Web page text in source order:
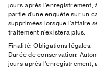
jours après l'enregistrement,
partie d'une enquête sur un
supprimées lorsque l'affaire
traitement n'existera plus.
Finalité:Obligations légales.
Durée de conservation:
jours après l'enregistrement,